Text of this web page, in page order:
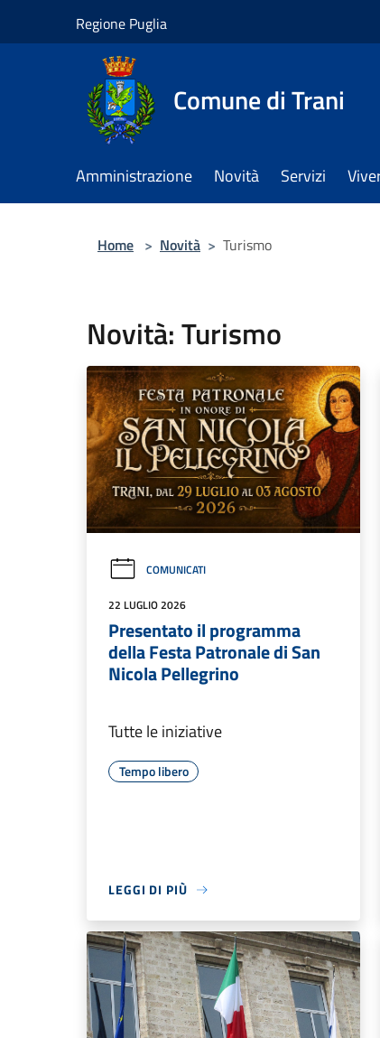
Regione Puglia
Comune di Trani
Amministrazione Novità Servizi
Home > Novità > Turismo
Novità: Turismo
COMUNICATI
22 LUGLIO 2026
Presentato il programma
della Festa Patronale di San
Nicola Pellegrino
Tutte le iniziative
Tempo libero
LEGGI DI PIÙ